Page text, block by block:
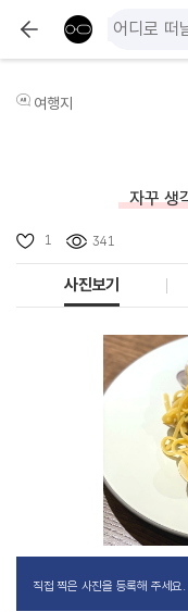
여행지
자꾸 생
1 341
사진보기
직접 찍은 사진을 등록해 주세요.